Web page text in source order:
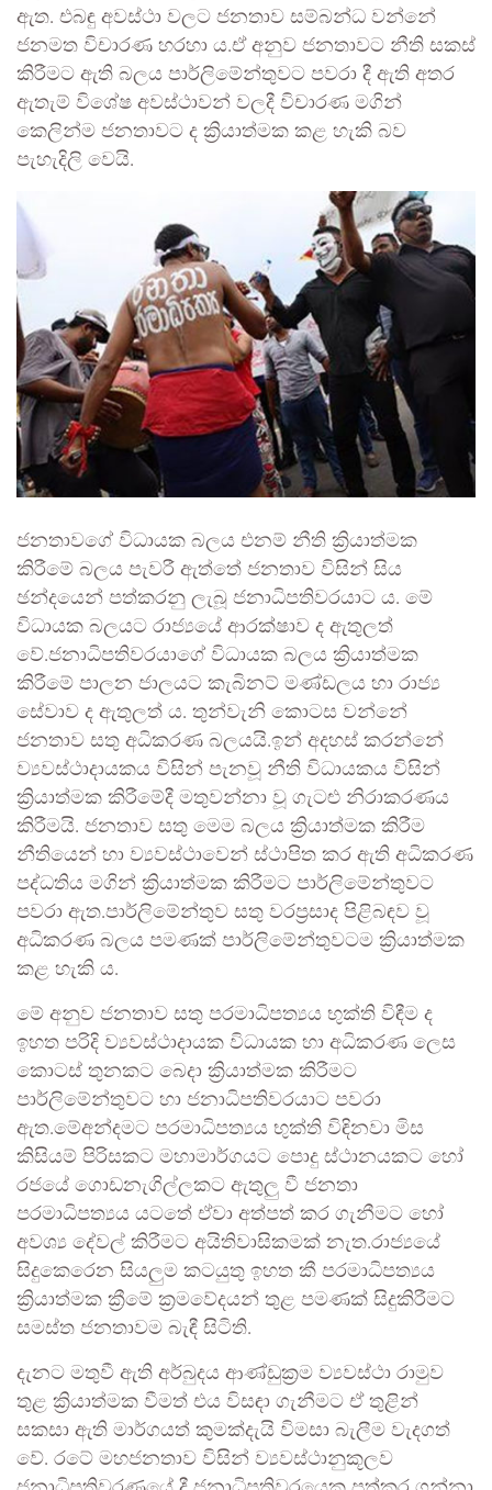
ඇත. එබඳු අවස්ථා වලට ජනතාව සම්බන්ධ වන්නේ
ජනමත විචාරණ හරහා ය.ඒ අනුව ජනතාවට නීති සකස්
කිරීමට ඇති බලය පාර්ලිමේන්තුවට පවරා දී ඇති අතර
ඇතැම් විශේෂ අවස්ථාවන් වලදී විචාරණ මගින්
කෙලින්ම ජනතාවට ද ක්‍රියාත්මක කළ හැකි බව
පැහැදිලි වෙයි.
ජනතාවගේ විධායක බලය එනම් නීති ක්‍රියාත්මක
කිරීමේ බලය පැවරී ඇත්තේ ජනතාව විසින් සිය
ඡන්දයෙන් පත්කරනු ලැබූ ජනාධිපතිවරයාට ය. මේ
විධායක බලයට රාජ්‍යයේ ආරක්ෂාව ද ඇතුලත්
වේ.ජනාධිපතිවරයාගේ විධායක බලය ක්‍රියාත්මක
කිරීමේ පාලන ජාලයට කැබිනට් මණ්ඩලය හා රාජ්‍ය
සේවාව ද ඇතුලත් ය. තුන්වැනි කොටස වන්නේ
ජනතාව සතු අධිකරණ බලයයි.ඉන් අදහස් කරන්නේ
ව්‍යවස්ථාදායකය විසින් පැනවූ නීති විධායකය විසින්
ක්‍රියාත්මක කිරීමේදී මතුවන්නා වූ ගැටළු නිරාකරණය
කිරීමයි. ජනතාව සතු මෙම බලය ක්‍රියාත්මක කිරීම
නීතියෙන් හා ව්‍යවස්ථාවෙන් ස්ථාපිත කර ඇති අධිකරණ
පද්ධතිය මගින් ක්‍රියාත්මක කිරීමට පාර්ලිමේන්තුවට
පවරා ඇත.පාර්ලිමේන්තුව සතු වරප්‍රසාද පිළිබඳව වූ
අධිකරණ බලය පමණක් පාර්ලිමේන්තුවටම ක්‍රියාත්මක
කළ හැකි ය.
මේ අනුව ජනතාව සතු පරමාධිපත්‍යය භුක්ති විඳීම ද
ඉහත පරිදි ව්‍යවස්ථාදායක විධායක හා අධිකරණ ලෙස
කොටස් තුනකට බෙදා ක්‍රියාත්මක කිරීමට
පාර්ලිමේන්තුවට හා ජනාධිපතිවරයාට පවරා
ඇත.මේඅන්දමට පරමාධිපත්‍යය භුක්ති විඳිනවා මිස
කිසියම් පිරිසකට මහාමාර්ගයට පොදු ස්ථානයකට හෝ
රජයේ ගොඩනැගිල්ලකට ඇතුලු වී ජනතා
පරමාධිපත්‍යය යටතේ ඒවා අත්පත් කර ගැනීමට හෝ
අවශ්‍ය දේවල් කිරීමට අයිතිවාසිකමක් නැත.රාජ්‍යයේ
සිදුකෙරෙන සියලුම කටයුතු ඉහත කී පරමාධිපත්‍යය
ක්‍රියාත්මක ක්‍රීමේ ක්‍රමවේදයන් තුළ පමණක් සිදුකිරීමට
සමස්ත ජනතාවම බැඳී සිටිති.
දැනට මතුවී ඇති අර්බුදය ආණ්ඩුක්‍රම ව්‍යවස්ථා රාමුව
තුළ ක්‍රියාත්මක වීමත් එය විසඳා ගැනීමට ඒ තුළින්
සකසා ඇති මාර්ගයත් කුමක්දැයි විමසා බැලීම වැදගත්
වේ. රටේ මහජනතාව විසින් ව්‍යවස්ථානුකූලව